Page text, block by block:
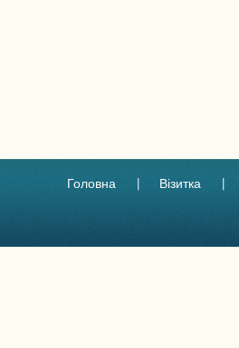
Головна Візитка